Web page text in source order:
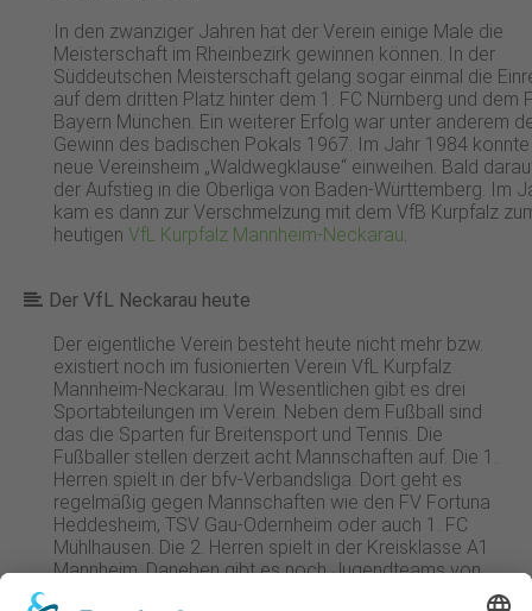
In den zwanziger Jahren hat der Verein einige Male die
Meisterschaft im Rheinbezirk gewinnen können. In der
Süddeutschen Meisterschaft gelang sogar einmal die
auf dem dritten Platz hinter dem 1. FC Nürnberg und dem
Bayern München. Ein weiterer Erfolg war unter anderem
Gewinn des badischen Pokals 1967. Im Jahr 1984
neue Vereinsheim „Waldwegklause“ einweihen. Bald
der Aufstieg in die Oberliga von Baden-Württemberg. Im
kam es dann zur Verschmelzung mit dem VfB Kurpfalz
heutigen VfL Kurpfalz Mannheim-Neckarau.
Der VfL Neckarau heute
Der eigentliche Verein besteht heute nicht mehr bzw.
existiert noch im fusionierten Verein VfL Kurpfalz
Mannheim-Neckarau. Im Wesentlichen gibt es drei
Sportabteilungen im Verein. Neben dem Fußball sind
das die Sparten für Breitensport und Tennis. Die
Fußballer stellen derzeit acht Mannschaften auf. Die 1.
Herren spielt in der bfv-Verbandsliga. Dort geht es
regelmäßig gegen Mannschaften wie den FV Fortuna
Heddesheim, TSV Gau-Odernheim oder auch 1. FC
Mühlhausen. Die 2. Herren spielt in der Kreisklasse A1
Mannheim. Daneben gibt es noch Jugendteams von